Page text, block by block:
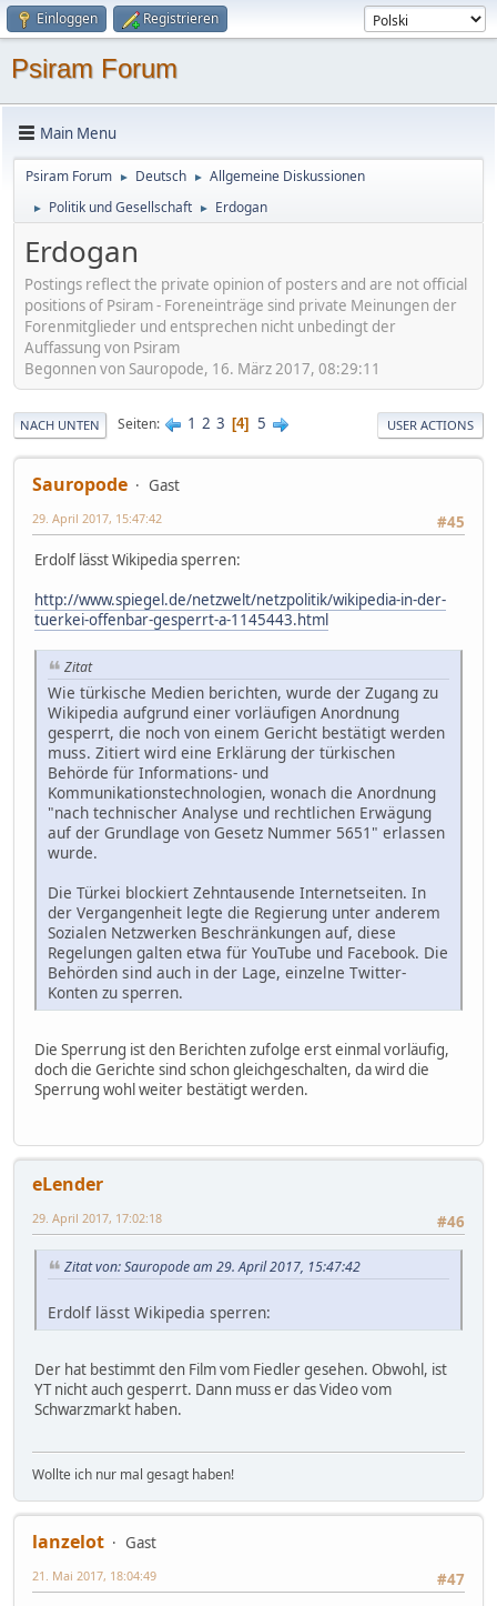
Einloggen Registrieren
Psiram Forum
Main Menu
Psiram Forum ► Deutsch ► Allgemeine Diskussionen
► Politik und Gesellschaft ► Erdogan
Erdogan
Postings reflect the private opinion of posters and are not official
positions of Psiram - Foreneinträge sind private Meinungen der
Forenmitglieder und entsprechen nicht unbedingt der
Auffassung von Psiram
Begonnen von Sauropode, 16. März 2017, 08:29:11
NACH UNTEN Seiten 1 2 3 4 5 USER ACTIONS
Sauropode
Gast
#45
29. April 2017, 15:47:42
Erdolf lässt Wikipedia sperren:
http://www.spiegel.de/netzwelt/netzpolitik/wikipedia-in-der-
tuerkei-offenbar-gesperrt-a-1145443.html
Zitat
Wie türkische Medien berichten, wurde der Zugang zu
Wikipedia aufgrund einer vorläufigen Anordnung
gesperrt, die noch von einem Gericht bestätigt werden
muss. Zitiert wird eine Erklärung der türkischen
Behörde für Informations- und
Kommunikationstechnologien, wonach die Anordnung
"nach technischer Analyse und rechtlichen Erwägung
auf der Grundlage von Gesetz Nummer 5651" erlassen
wurde.
Die Türkei blockiert Zehntausende Internetseiten. In
der Vergangenheit legte die Regierung unter anderem
Sozialen Netzwerken Beschränkungen auf, diese
Regelungen galten etwa für YouTube und Facebook. Die
Behörden sind auch in der Lage, einzelne Twitter-
Konten zu sperren.
Die Sperrung ist den Berichten zufolge erst einmal vorläufig,
doch die Gerichte sind schon gleichgeschalten, da wird die
Sperrung wohl weiter bestätigt werden.
eLender
#46
29. April 2017, 17:02:18
Zitat von: Sauropode am 29. April 2017, 15:47:42
Erdolf lässt Wikipedia sperren:
Der hat bestimmt den Film vom Fiedler gesehen. Obwohl, ist
YT nicht auch gesperrt. Dann muss er das Video vom
Schwarzmarkt haben.
Wollte ich nur mal gesagt haben!
lanzelot
Gast
#47
21. Mai 2017, 18:04:49